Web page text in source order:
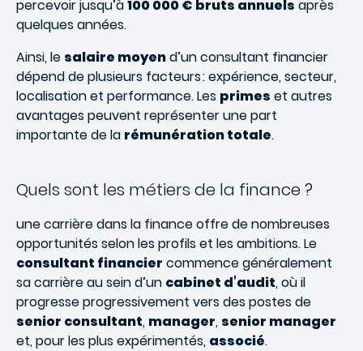
percevoir jusqu’à100 000 € bruts annuels après
quelques années.
Ainsi, le salaire moyend’un consultant financier
dépend de plusieurs facteurs : expérience, secteur,
localisation et performance. Les primes et autres
avantages peuvent représenter une part
importante de la rémunération totale.
Quels sont les métiers de la finance ?
une carrière dans la finance offre de nombreuses
opportunités selon les profils et les ambitions. Le
consultant financier commence généralement
sa carrière au sein d’un cabinet d’audit, où il
progresse progressivement vers des postes de
senior consultant, manager, senior manager
et, pour les plus expérimentés, associé.